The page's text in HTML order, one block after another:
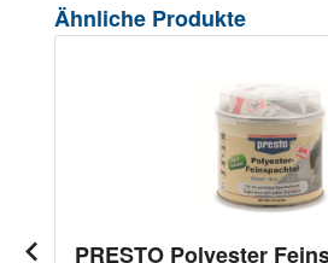
Produktgalerie überspringen
Ähnliche Produkte
PRESTO Polyester